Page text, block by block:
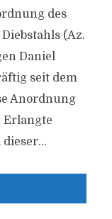
des
(Az.
Daniel
seit dem
Anordnung
Erlangte